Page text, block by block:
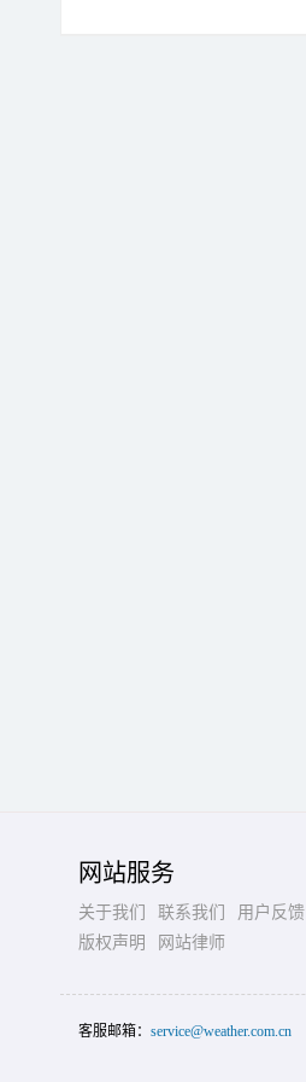
网站服务
关于我们 联系我们
用户反馈
版权声明
网站律师
客服邮箱： service@weather.com.cn